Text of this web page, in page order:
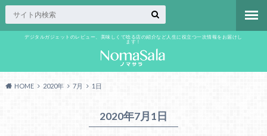
デジタルガジェットのレビュー、美味しくて唸る店の紹介など人生に役立つ一次情報をお届けし
ます！
HOME 2020年 7月 1日
2020年7月1日